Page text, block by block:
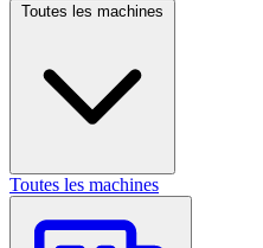
Toutes les machines
Toutes les machines